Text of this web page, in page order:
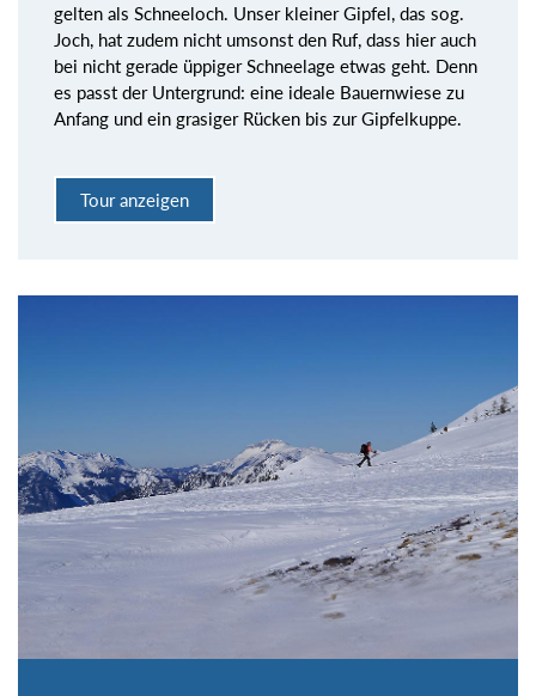
gelten als Schneeloch. Unser kleiner Gipfel, das sog.
Joch, hat zudem nicht umsonst den Ruf, dass hier auch
bei nicht gerade üppiger Schneelage etwas geht. Denn
es passt der Untergrund: eine ideale Bauernwiese zu
Anfang und ein grasiger Rücken bis zur Gipfelkuppe.
Tour anzeigen